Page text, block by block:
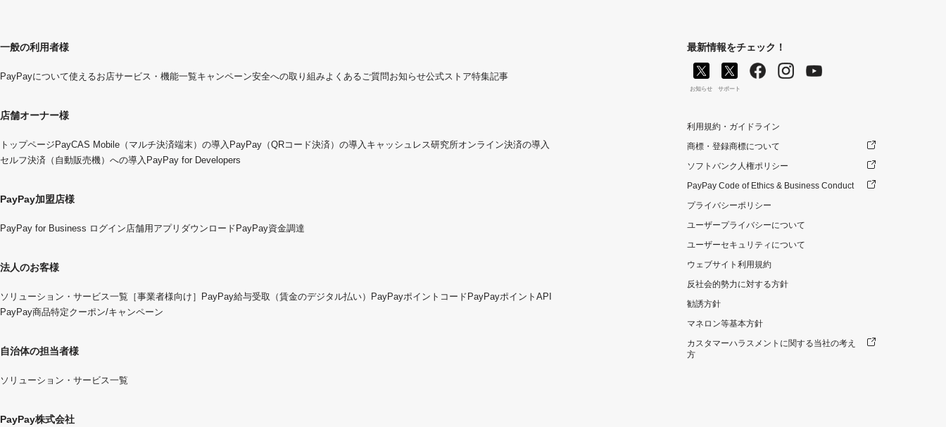
一般の利用者様
PayPayについて使えるお店サービス・機能一覧キャンペーン安全への取り組みよくあるご質問お知らせ公式ストア特集記事
店舗オーナー様
トップページ PayCAS Mobile（マルチ決済端末）の導入 PayPay（QRコード決済）の導入 キャッシュレス研究所オンライン決済の導入
セルフ決済（自動販売機）への導入 PayPay for Developers
PayPay加盟店様
PayPay for Business ログイン 店舗用アプリダウンロード PayPay資金調達
法人のお客様
ソリューション・サービス一覧 ［事業者様向け］PayPay給与受取（賃金のデジタル払い） PayPayポイントコード PayPayポイントAPI
PayPay商品特定クーポン/キャンペーン
自治体の担当者様
ソリューション・サービス一覧
PayPay株式会社
最新情報をチェック！
お知らせ サポート
利用規約・ガイドライン
商標・登録商標について
ソフトバンク人権ポリシー
PayPay Code of Ethics & Business Conduct
プライバシーポリシー
ユーザープライバシーについて
ユーザーセキュリティについて
ウェブサイト利用規約
反社会的勢力に対する方針
勧誘方針
マネロン等基本方針
カスタマーハラスメントに関する当社の考え
方